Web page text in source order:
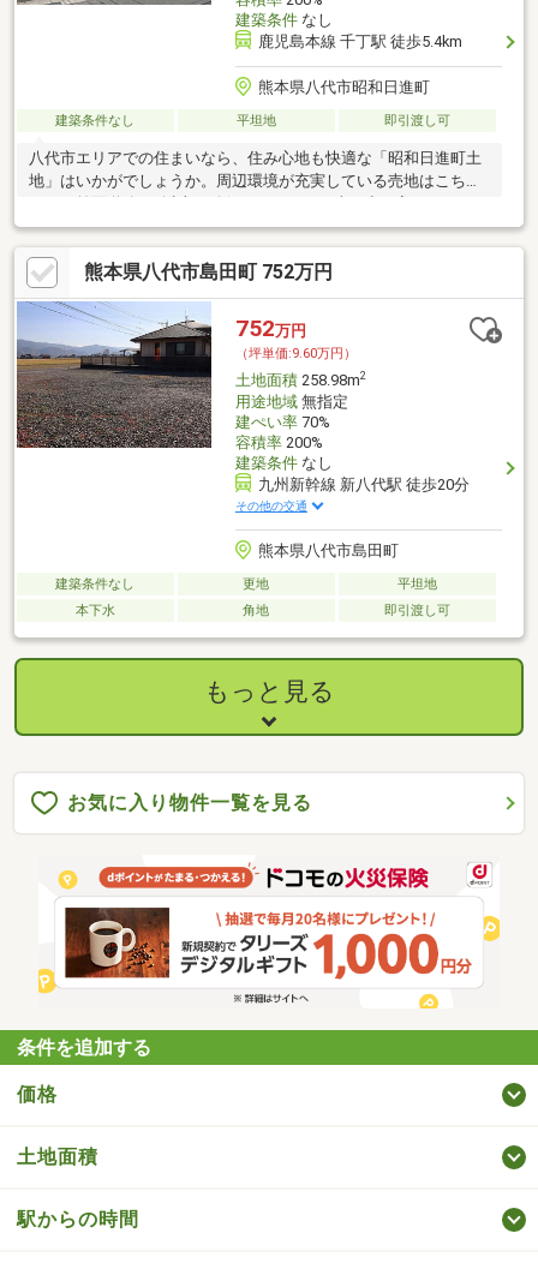
建築条件なし
鹿児島本線 千丁駅 徒歩5.4km
熊本県八代市昭和日進町
建築条件なし 平坦地 即引渡し可
八代市エリアでの住まいなら、住み心地も快適な「昭和日進町土
地」はいかがでしょうか。周辺環境が充実している売地はこちら
クです。八代市エリアに精
熊本県八代市島田町 752万円
752万円
（坪単価:9.60万円）
土地面積258.98m2
用途地域無指定
建ぺい率70%
容積率200%
建築条件なし
九州新幹線 新八代駅 徒歩20分
その他の交通
熊本県八代市島田町
建築条件なし 更地
平坦地
本下水
角地 即引渡し可
もっと見る
お気に入り物件一覧を見る
条件を追加する
価格
土地面積
駅からの時間